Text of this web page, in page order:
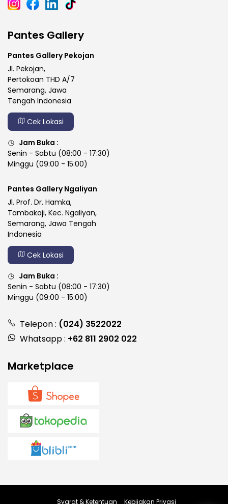
Pantes Gallery
Pantes Gallery Pekojan
Jl. Pekojan,
Pertokoan THD A/7
Semarang, Jawa
Tengah Indonesia
Cek Lokasi
Jam Buka :
Senin - Sabtu (08:00 - 17:30)
Minggu (09:00 - 15:00)
Pantes Gallery Ngaliyan
Jl. Prof. Dr. Hamka,
Tambakaji, Kec. Ngaliyan,
Semarang, Jawa Tengah
Indonesia
Cek Lokasi
Jam Buka :
Senin - Sabtu (08:00 - 17:30)
Minggu (09:00 - 15:00)
Telepon : (024) 3522022
Whatsapp : +62 811 2902 022
Marketplace
Syarat & Ketentuan Kebijakan Privasi